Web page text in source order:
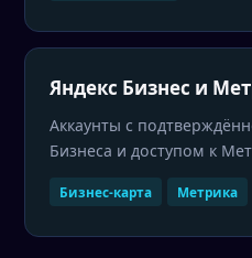
Яндекс Бизнес и
Аккаунты с
Бизнеса и доступом к
Бизнес-карта Метрика